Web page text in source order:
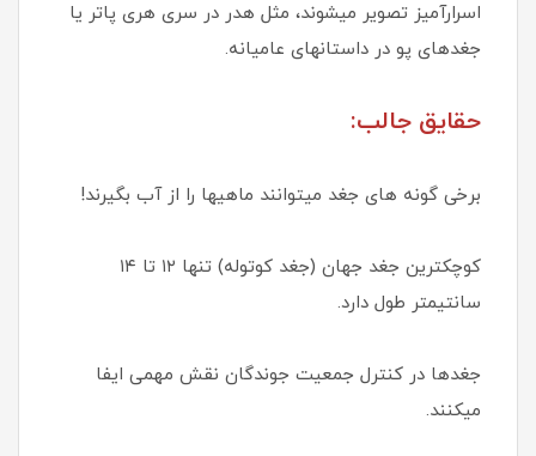
اسرارآمیز تصویر میشوند، مثل هدر در سری هری پاتر یا
جغدهای پو در داستانهای عامیانه.
حقایق جالب:
برخی گونه های جغد میتوانند ماهیها را از آب بگیرند!
کوچکترین جغد جهان (جغد کوتوله) تنها ۱۲ تا ۱۴
سانتیمتر طول دارد.
جغدها در کنترل جمعیت جوندگان نقش مهمی ایفا
میکنند.